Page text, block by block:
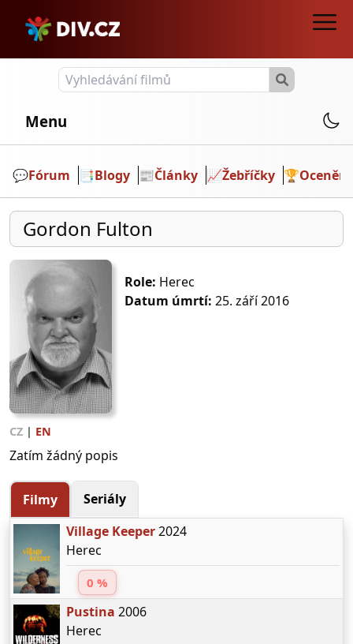
Menu
💬️Fórum 📑Blogy 📰Články 📈Žebříčky 🏆Ocenění
Gordon Fulton
Role: Herec
Datum úmrtí: 25. září 2016
CZ | EN
Zatím žádný popis
Filmy
Seriály
Village Keeper2024
Herec
0 %
Pustina 2006
Herec